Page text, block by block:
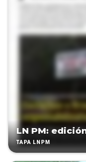
LN PM:
TAPA LNPM